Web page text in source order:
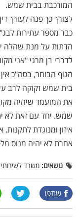
המורכבת בבית שמש.
לצורך כך פנה לעורך
כבר מספר עתירות
הדתות על מנת שהלה
לדברי בן מרגי "אני
הגוף הבוחר, בסה"כ
בית שמש זקוקה לרב
את המועמד שיהיה
שמש. יחד עם זאת לא
איזון ומנוגדת
אחרת לא יהיה מנוס
נושאים: משרד
שתפו